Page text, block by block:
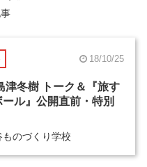
18/10/25
津冬樹 トーク＆『旅す
ル』公開直前・特別
ものづくり学校